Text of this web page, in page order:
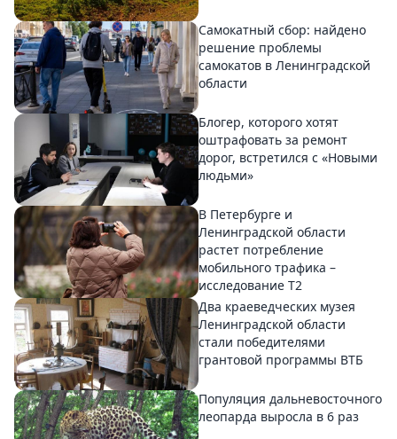
Самокатный сбор: найдено
решение проблемы
самокатов в Ленинградской
области
Блогер, которого хотят
оштрафовать за ремонт
дорог, встретился с «Новыми
людьми»
В Петербурге и
Ленинградской области
растет потребление
мобильного трафика –
исследование T2
Два краеведческих музея
Ленинградской области
стали победителями
грантовой программы ВТБ
Популяция дальневосточного
леопарда выросла в 6 раз